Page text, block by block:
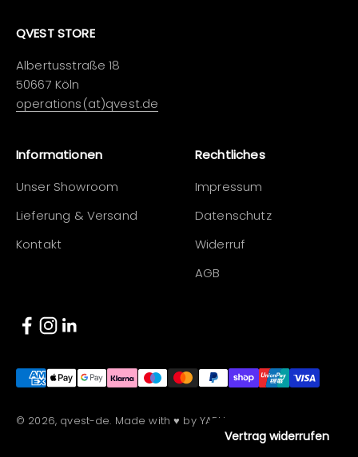
QVEST STORE
Albertusstraße 18
50667 Köln
operations(at)qvest.de
Informationen
Unser Showroom
Lieferung & Versand
Kontakt
Rechtliches
Impressum
Datenschutz
Widerruf
AGB
© 2026, qvest-de. Made with ♥ by YARU.
Vertrag widerrufen